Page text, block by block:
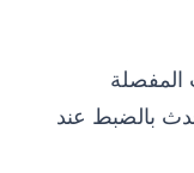
المفصلة
بالضبط عند